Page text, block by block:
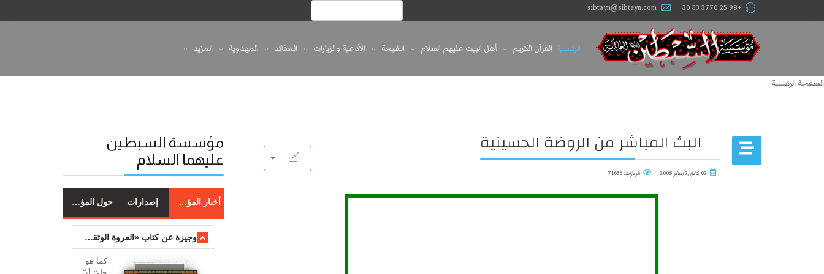
+98 25 3770 33 30
sibtayn@sibtayn.com
الرئيسية القرآن الكريم أهل البيت عليهم السلام الشيعة الأدعية والزيارات العقائد المهدوية المزيد
الصفحة الرئيسية
البث المباشر من الروضة الحسينية
02 كانون2/يناير 2008 الزيارات: 71636
مؤسسة السبطين
عليهما السلام
أخبار المؤسسة إصدارات حول المؤسسة
وجیزة عن کتاب «العروة الوثقی والتعلیقات علیها»
کما هو